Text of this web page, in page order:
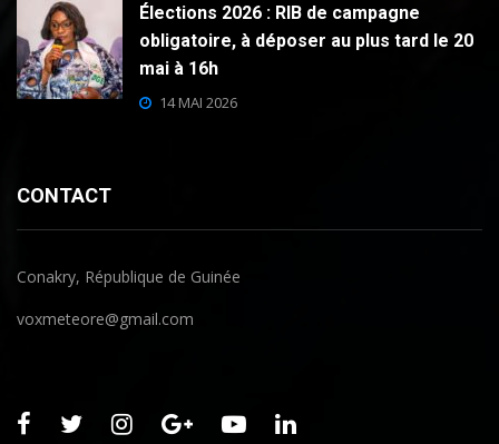
Élections 2026 : RIB de campagne
obligatoire, à déposer au plus tard le 20
mai à 16h
14 MAI 2026
CONTACT
Conakry, République de Guinée
voxmeteore@gmail.com